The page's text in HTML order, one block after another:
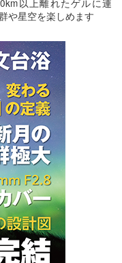
や星空を楽しめます